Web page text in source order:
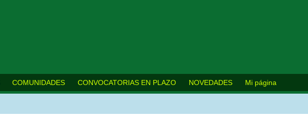
COMUNIDADES CONVOCATORIAS EN PLAZO NOVEDADES Mi página